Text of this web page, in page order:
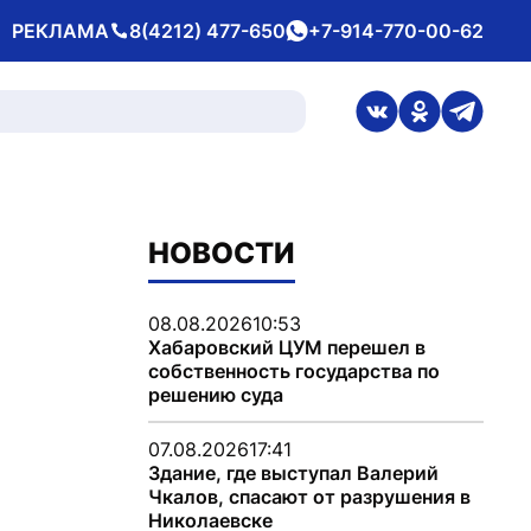
РЕКЛАМА
Телефон 8(4212) 477-650whatsApp
+7-914-770-00-62
ссылка на
ссылка на
НОВОСТИ
08.08.202610:53
Хабаровский ЦУМ перешел в
собственность государства по
решению суда
07.08.202617:41
Здание, где выступал Валерий
Чкалов, спасают от разрушения в
Николаевске